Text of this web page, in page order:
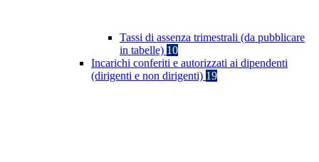
Tassi di assenza trimestrali (da pubblicare
in tabelle) 10
Incarichi conferiti e autorizzati ai dipendenti
(dirigenti e non dirigenti) 19